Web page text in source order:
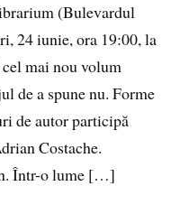
(Bulevardul
24 iunie, ora 19:00, la
mai nou volum
de a spune nu. Forme
de autor participă
Costache.
Într-o lume […]